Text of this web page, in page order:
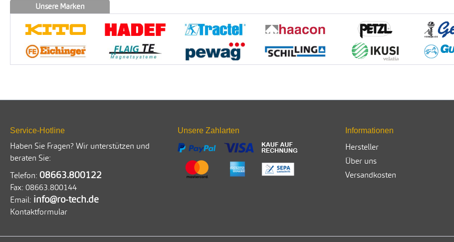
Unsere Marken
Service-Hotline
Haben Sie Fragen? Wir unterstützen und
beraten Sie:
Telefon: 08663.800122
Fax: 08663.800144
Email: info@ro-tech.de
Kontaktformular
Unsere Zahlarten Informationen
Hersteller
Über uns
Versandkosten